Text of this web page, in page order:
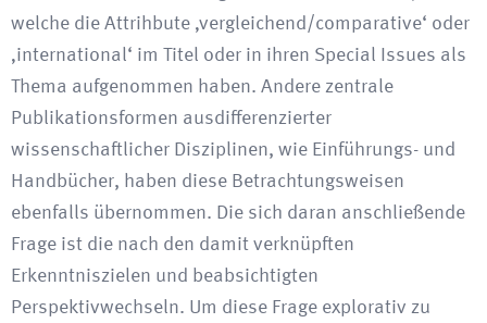
welche die Attrihbute ‚vergleichend/comparative‘ oder
‚international‘ im Titel oder in ihren Special Issues als
Thema aufgenommen haben. Andere zentrale
Publikationsformen ausdifferenzierter
wissenschaftlicher Disziplinen, wie Einführungs- und
Handbücher, haben diese Betrachtungsweisen
ebenfalls übernommen. Die sich daran anschließende
Frage ist die nach den damit verknüpften
Erkenntniszielen und beabsichtigten
Perspektivwechseln. Um diese Frage explorativ zu